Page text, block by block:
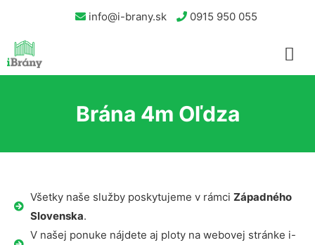
info@i-brany.sk 0915 950 055
Brána 4m Oľdza
Všetky naše služby poskytujeme v rámci Západného
Slovenska.
V našej ponuke nájdete aj ploty na webovej stránke i-